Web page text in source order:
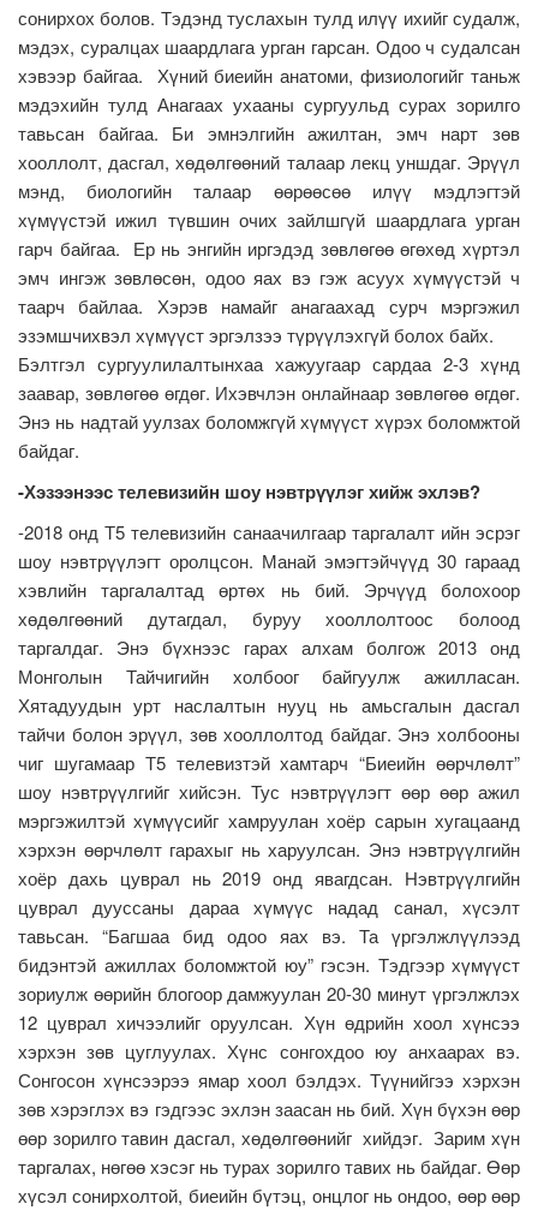
сонирхох болов. Тэдэнд туслахын тулд илүү ихийг судалж,
мэдэх, суралцах шаардлага урган гарсан. Одоо ч судалсан
хэвээр байгаа. Хүний биеийн анатоми, физиологийг таньж
мэдэхийн тулд Анагаах ухааны сургуульд сурах зорилго
тавьсан байгаа. Би эмнэлгийн ажилтан, эмч нарт зөв
хооллолт, дасгал, хөдөлгөөний талаар лекц уншдаг. Эрүүл
мэнд, биологийн талаар өөрөөсөө илүү мэдлэгтэй
хүмүүстэй ижил түвшин очих зайлшгүй шаардлага урган
гарч байгаа. Ер нь энгийн иргэдэд зөвлөгөө өгөхөд хүртэл
эмч ингэж зөвлөсөн, одоо яах вэ гэж асуух хүмүүстэй ч
таарч байлаа. Хэрэв намайг анагаахад сурч мэргэжил
эзэмшчихвэл хүмүүст эргэлзээ түрүүлэхгүй болох байх.
Бэлтгэл сургуулилалтынхаа хажуугаар сардаа 2-3 хүнд
заавар, зөвлөгөө өгдөг. Ихэвчлэн онлайнаар зөвлөгөө өгдөг.
Энэ нь надтай уулзах боломжгүй хүмүүст хүрэх боломжтой
байдаг.
-Хэзээнээс телевизийн шоу нэвтрүүлэг хийж эхлэв?
-2018 онд Т5 телевизийн санаачилгаар таргалалт ийн эсрэг
шоу нэвтрүүлэгт оролцсон. Манай эмэгтэйчүүд 30 гараад
хэвлийн таргалалтад өртөх нь бий. Эрчүүд болохоор
хөдөлгөөний дутагдал, буруу хооллолтоос болоод
таргалдаг. Энэ бүхнээс гарах алхам болгож 2013 онд
Монголын Тайчигийн холбоог байгуулж ажилласан.
Хятадуудын урт наслалтын нууц нь амьсгалын дасгал
тайчи болон эрүүл, зөв хооллолтод байдаг. Энэ холбооны
чиг шугамаар Т5 телевизтэй хамтарч “Биеийн өөрчлөлт”
шоу нэвтрүүлгийг хийсэн. Тус нэвтрүүлэгт өөр өөр ажил
мэргэжилтэй хүмүүсийг хамруулан хоёр сарын хугацаанд
хэрхэн өөрчлөлт гарахыг нь харуулсан. Энэ нэвтрүүлгийн
хоёр дахь цуврал нь 2019 онд явагдсан. Нэвтрүүлгийн
цуврал дууссаны дараа хүмүүс надад санал, хүсэлт
тавьсан. “Багшаа бид одоо яах вэ. Та үргэлжлүүлээд
бидэнтэй ажиллах боломжтой юу” гэсэн. Тэдгээр хүмүүст
зориулж өөрийн блогоор дамжуулан 20-30 минут үргэлжлэх
12 цуврал хичээлийг оруулсан. Хүн өдрийн хоол хүнсээ
хэрхэн зөв цуглуулах. Хүнс сонгохдоо юу анхаарах вэ.
Сонгосон хүнсээрээ ямар хоол бэлдэх. Түүнийгээ хэрхэн
зөв хэрэглэх вэ гэдгээс эхлэн заасан нь бий. Хүн бүхэн өөр
өөр зорилго тавин дасгал, хөдөлгөөнийг хийдэг. Зарим хүн
таргалах, нөгөө хэсэг нь турах зорилго тавих нь байдаг. Өөр
хүсэл сонирхолтой, биеийн бүтэц, онцлог нь ондоо, өөр өөр